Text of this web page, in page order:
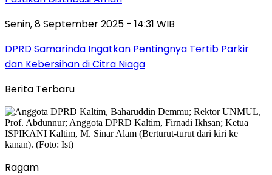
Senin, 8 September 2025 - 14:31 WIB
DPRD Samarinda Ingatkan Pentingnya Tertib Parkir
dan Kebersihan di Citra Niaga
Berita Terbaru
Ragam